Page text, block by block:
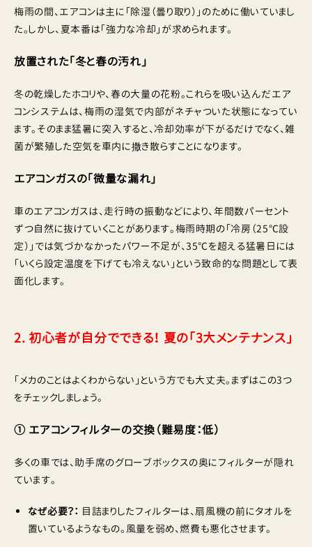
梅雨の間、エアコンは主に「除湿（曇り取り）」のために働いていまし
た。しかし、夏本番は「強力な冷却」が求められます。
放置された「冬と春の汚れ」
冬の乾燥したホコリや、春の大量の花粉。これらを吸い込んだエア
コンシステムは、梅雨の湿気で内部がネチャついた状態になってい
ます。そのまま猛暑に突入すると、冷却効率が下がるだけでなく、雑
菌が繁殖した空気を車内に撒き散らすことになります。
エアコンガスの「微量な漏れ」
車のエアコンガスは、走行時の振動などにより、年間数パーセント
ずつ自然に抜けていくことがあります。梅雨時期の「冷房（25℃設
定）」では気づかなかったパワー不足が、35℃を超える猛暑日には
「いくら設定温度を下げても冷えない」という致命的な問題として表
面化します。
2. 初心者が自分でできる！ 夏の「3大メンテナンス」
「メカのことはよくわからない」という方でも大丈夫。まずはこの3つ
をチェックしましょう。
① エアコンフィルターの交換（難易度：低）
多くの車では、助手席のグローブボックスの奥にフィルターが隠れ
ています。
なぜ必要？： 目詰まりしたフィルターは、扇風機の前にタオルを
置いているようなもの。風量を弱め、燃費も悪化させます。